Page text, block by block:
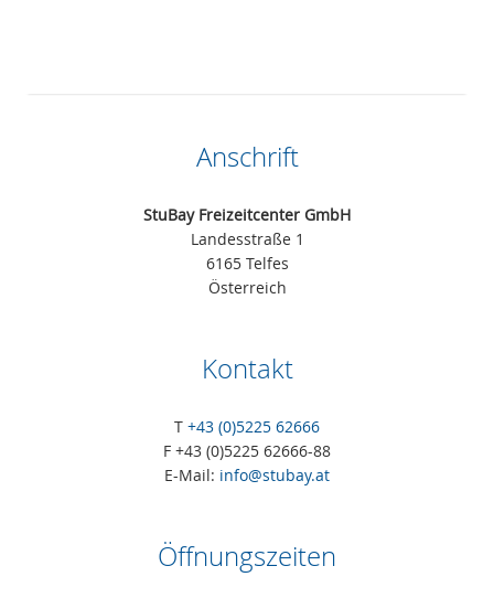
Anschrift
StuBay Freizeitcenter GmbH
Landesstraße 1
6165 Telfes
Österreich
Kontakt
T +43 (0)5225 62666
F +43 (0)5225 62666-88
E-Mail: info@stubay.at
Öffnungszeiten